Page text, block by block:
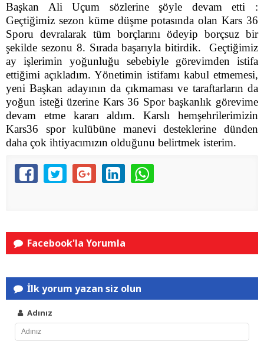
Başkan Ali Uçum sözlerine şöyle devam etti :
Geçtiğimiz sezon küme düşme potasında olan Kars 36
Sporu devralarak tüm borçlarını ödeyip borçsuz bir
şekilde sezonu 8. Sırada başarıyla bitirdik. Geçtiğimiz
ay işlerimin yoğunluğu sebebiyle görevimden istifa
ettiğimi açıkladım. Yönetimin istifamı kabul etmemesi,
yeni Başkan adayının da çıkmaması ve taraftarların da
yoğun isteği üzerine Kars 36 Spor başkanlık görevime
devam etme kararı aldım. Karslı hemşehrilerimizin
Kars36 spor kulübüne manevi desteklerine dünden
daha çok ihtiyacımızın olduğunu belirtmek isterim.
Facebook'la Yorumla
İlk yorum yazan siz olun
Adınız